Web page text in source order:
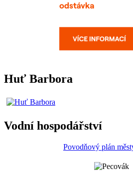
Huť Barbora
Vodní hospodářství
Povodňový plán